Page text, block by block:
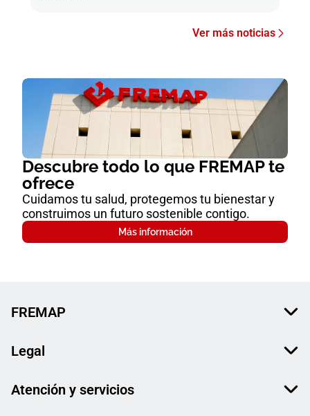
Ver más noticias
Descubre todo lo que FREMAP te
ofrece
Cuidamos tu salud, protegemos tu bienestar y
construimos un futuro sostenible contigo.
Más información
FREMAP
Legal
Atención y servicios